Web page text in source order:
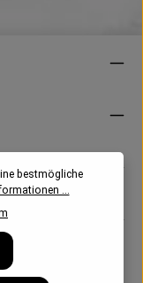
bestmögliche
...